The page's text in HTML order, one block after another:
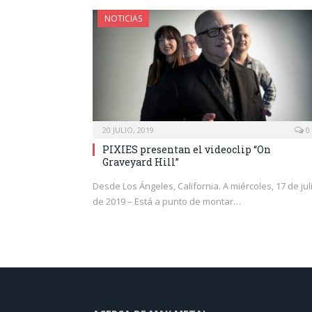
NOTICIAS
20 JULIO, 2019 0
PIXIES presentan el videoclip “On
Graveyard Hill”
Desde Los Ángeles, California. A miércoles, 17 de
de 2019 – Está a punto de montar…